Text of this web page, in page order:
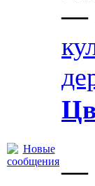
—
—